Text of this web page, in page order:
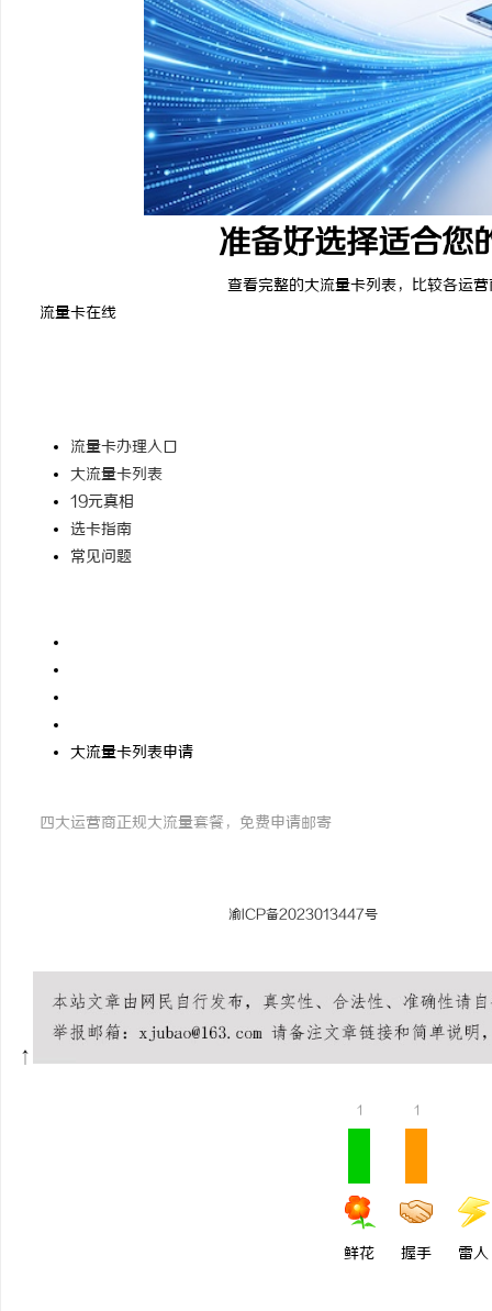
准备好选择适合您
查看完整的大流量卡列表，比较各运
流量卡在线
流量卡办理入口
大流量卡列表
19元真相
选卡指南
常见问题
大流量卡列表申请
四大运营商正规大流量套餐，免费申请邮寄
渝ICP备2023013447号
↑
1
鲜花
1
握手 雷人